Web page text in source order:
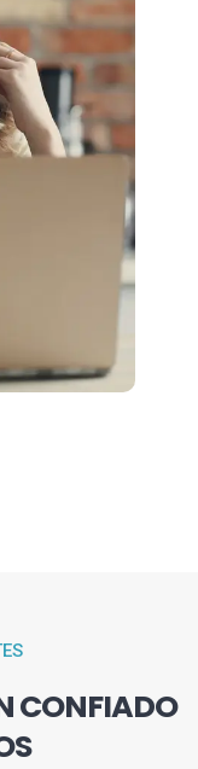
CONFIADO